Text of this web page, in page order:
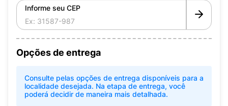
Informe seu CEP
Opções de entrega
Consulte pelas opções de entrega disponíveis para a
localidade desejada. Na etapa de entrega, você
poderá decidir de maneira mais detalhada.